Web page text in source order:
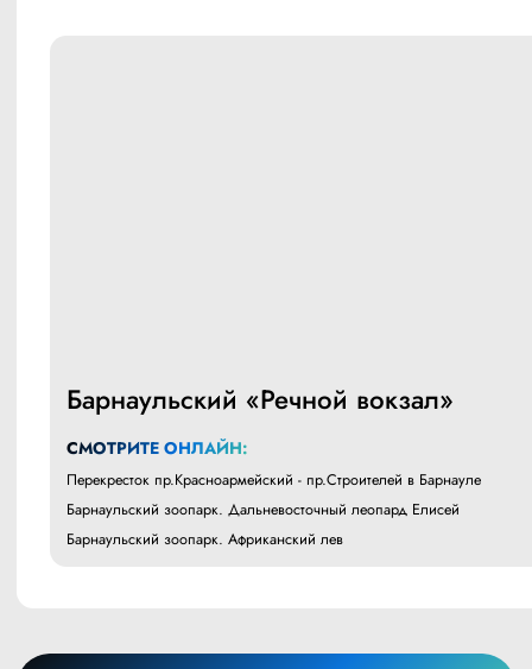
Барнаульский «Речной вокзал»
СМОТРИТЕ ОНЛАЙН:
Перекресток пр.Красноармейский - пр.Строителей в Барнауле
Барнаульский зоопарк. Дальневосточный леопард Елисей
Барнаульский зоопарк. Африканский лев